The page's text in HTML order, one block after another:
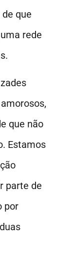
que
rede
que não
Estamos
parte de
por